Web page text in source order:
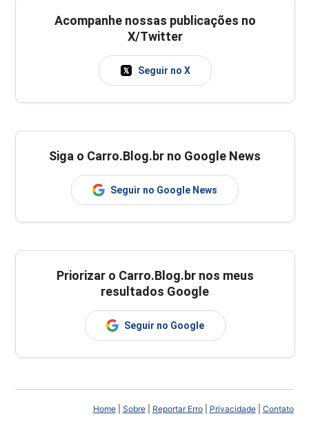
Acompanhe nossas publicações no
X/Twitter
Seguir no X
Siga o Carro.Blog.br no Google News
Seguir no Google News
Priorizar o Carro.Blog.br nos meus
resultados Google
Seguir no Google
Home| Sobre| Reportar Erro| Privacidade| Contato